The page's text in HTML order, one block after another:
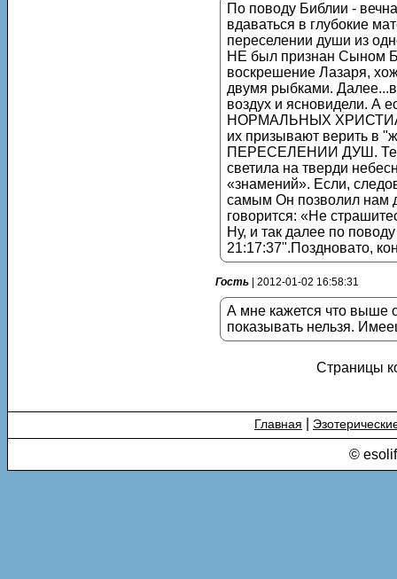
По поводу Библии -
вдаваться в глубокие
переселении души из
НЕ был признан Сыном
воскрешение Лазаря,
двумя рыбками.
воздух и ясновидели. А
НОРМАЛЬНЫХ
их призывают верить в
ПЕРЕСЕЛЕНИИ ДУШ.
светила на тверди
«знамений». Если,
самым Он позволил нам
говорится: «Не
Ну, и так далее по
21:17:37".Поздновато,
Гость | 2012-01-02 16:58:31
А мне кажется что выше
показывать нельзя.
Страницы
Главная
©